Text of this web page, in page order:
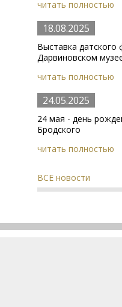
читать полностью
18.08.2025
Выставка датского
Дарвиновском
читать полностью
24.05.2025
24 мая - день
Бродского
читать полностью
ВСЕ новости